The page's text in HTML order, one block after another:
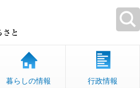
暮らしの情報 行政情報